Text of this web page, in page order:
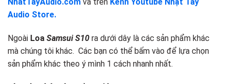
Audio Store.
Ngoài Loa Samsui S10 ra dưới dây là các sản phẩm khác
mà chúng tôi khác. Các bạn có thể bấm vào để lựa chọn
sản phẩm khác theo ý mình 1 cách nhanh nhất.